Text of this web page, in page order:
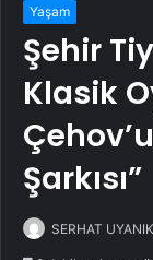
Yaşam
Şehir
Klasik
Şarkısı”
SERHAT UYANIK